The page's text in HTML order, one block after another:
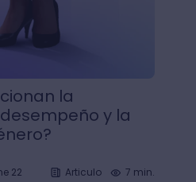
la
y la
22 Articulo 7 min.